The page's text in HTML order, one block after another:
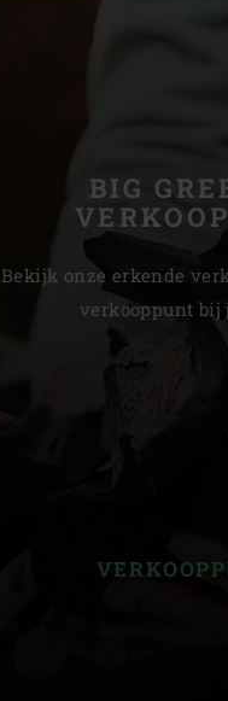
BIG
Bekijk onze erkende
verkooppunt bij